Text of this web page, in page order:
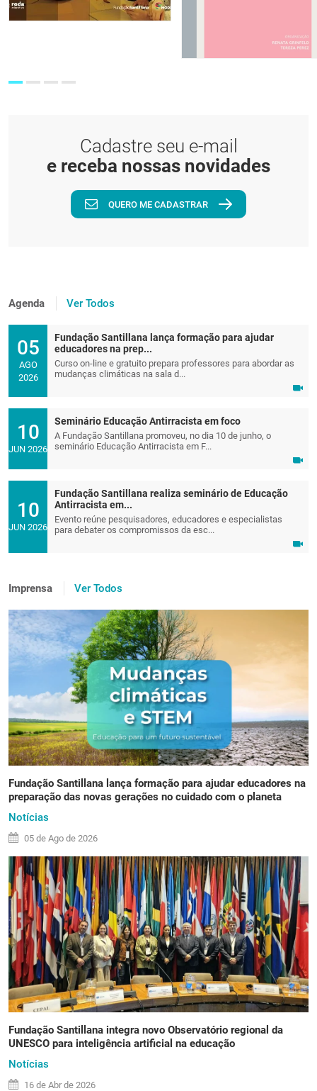
Cadastre seu e-mail
e receba nossas novidades
QUERO ME CADASTRAR
Agenda Ver Todos
05
AGO
2026
Fundação Santillana lança formação para ajudar
educadores na prep...
Curso on-line e gratuito prepara professores para abordar as
mudanças climáticas na sala d...
10
JUN 2026
Seminário Educação Antirracista em foco
A Fundação Santillana promoveu, no dia 10 de junho, o
seminário Educação Antirracista em F...
10
JUN 2026
Fundação Santillana realiza seminário de Educação
Antirracista em...
Evento reúne pesquisadores, educadores e especialistas
para debater os compromissos da esc...
Imprensa Ver Todos
Fundação Santillana lança formação para ajudar educadores na
preparação das novas gerações no cuidado com o planeta
Notícias
05 de Ago de 2026
Fundação Santillana integra novo Observatório regional da
UNESCO para inteligência artificial na educação
Notícias
16 de Abr de 2026